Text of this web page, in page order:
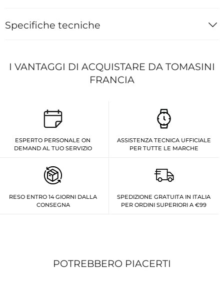
Specifiche tecniche
I VANTAGGI DI ACQUISTARE DA TOMASINI
FRANCIA
ESPERTO PERSONALE ON
DEMAND AL TUO SERVIZIO
ASSISTENZA TECNICA UFFICIALE
PER TUTTE LE MARCHE
RESO ENTRO 14 GIORNI DALLA
CONSEGNA
SPEDIZIONE GRATUITA IN ITALIA
PER ORDINI SUPERIORI A €99
POTREBBERO PIACERTI